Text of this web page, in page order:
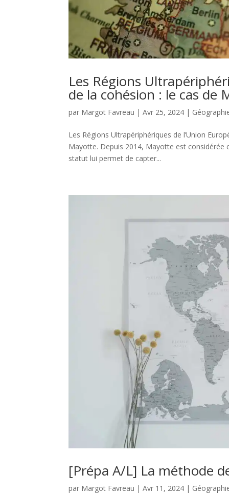
Les Régions
de la cohésion : le cas de
par Margot Favreau |Avr 25, 2024 |
Les Régions Ultrapériphériques de l’Union
Mayotte. Depuis 2014, Mayotte est considérée
statut lui permet de capter...
[Prépa A/L] La méthode
par Margot Favreau |Avr 11, 2024 |